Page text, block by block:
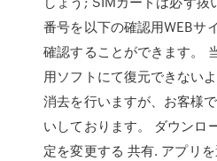
番号を以下の確認用WEBサ
確認することができます。
用ソフトにて復元できない
消去を行いますが、お客様
いしております。 ダウンロ
定を変更する 共有. アプリ